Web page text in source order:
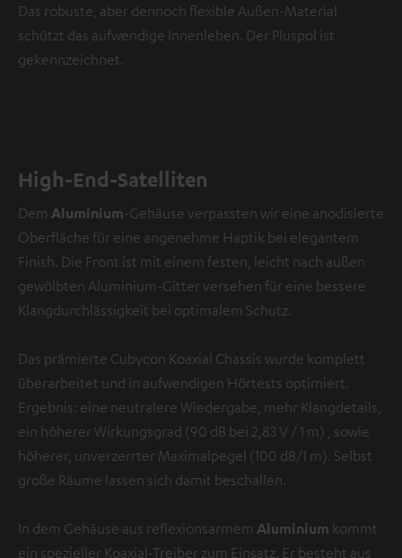
Das robuste, aber dennoch flexible Außen-Material
schützt das aufwendige Innenleben. Der Pluspol ist
gekennzeichnet.
High-End-Satelliten
Dem Aluminium-Gehäuse verpassten wir eine anodisierte
Oberfläche für eine angenehme Haptik bei elegantem
Finish. Die Front ist mit einem festen, leicht nach außen
gewölbten Aluminium-Gitter versehen für eine bessere
Klangdurchlässigkeit bei optimalem Schutz.
Das prämierte Cubycon Koaxial Chassis wurde komplett
überarbeitet und in aufwendigen Hörtests optimiert.
Ergebnis: eine neutralere Wiedergabe, mehr Klangdetails,
ein höherer Wirkungsgrad (90 dB bei 2,83 V / 1 m) , sowie
höherer, unverzerrter Maximalpegel (100 dB/1 m). Selbst
große Räume lassen sich damit beschallen.
In dem Gehäuse aus reflexionsarmem Aluminium kommt
ein spezieller Koaxial-Treiber zum Einsatz. Er besteht aus